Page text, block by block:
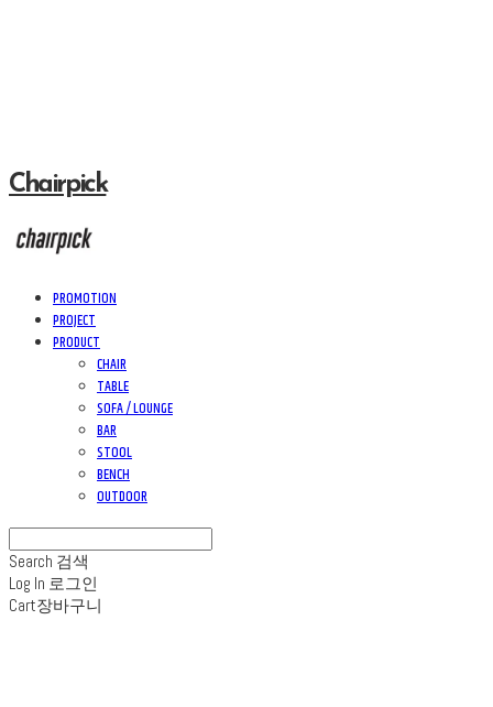
Chairpick
PROMOTION
PROJECT
PRODUCT
CHAIR
TABLE
SOFA / LOUNGE
BAR
STOOL
BENCH
OUTDOOR
Search 검색
Log In 로그인
Cart장바구니